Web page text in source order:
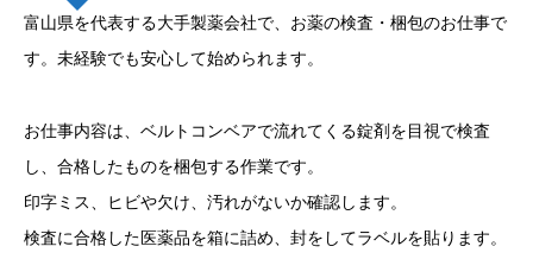
富山県を代表する大手製薬会社で、お薬の検査・梱包のお仕事で
す。未経験でも安心して始められます。
お仕事内容は、ベルトコンベアで流れてくる錠剤を目視で検査
し、合格したものを梱包する作業です。
印字ミス、ヒビや欠け、汚れがないか確認します。
検査に合格した医薬品を箱に詰め、封をしてラベルを貼ります。